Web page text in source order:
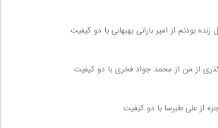
زنده بودنم از امیر بارانی بهبهانی با دو کیفیت
از من از محمد جواد فخری با دو کیفیت
از علی طبرسا با دو کیفیت